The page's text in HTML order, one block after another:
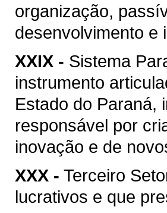
organização,
desenvolvimento e
XXIX - Sistema
instrumento
Estado do Paraná,
responsável por
inovação e de
XXX - Terceiro
lucrativos e que